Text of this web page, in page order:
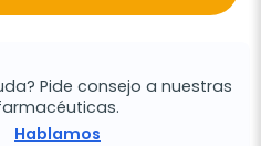
Pide consejo a nuestras
Hablamos